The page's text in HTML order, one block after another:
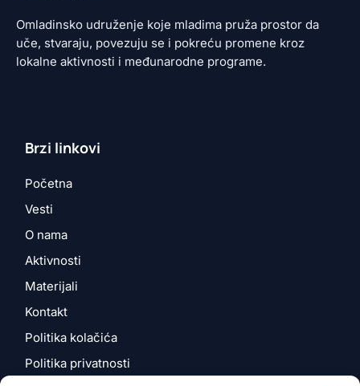
Omladinsko udruženje koje mladima pruža prostor da
uče, stvaraju, povezuju se i pokreću promene kroz
lokalne aktivnosti i međunarodne programe.
Brzi linkovi
Početna
Vesti
O nama
Aktivnosti
Materijali
Kontakt
Politika kolačića
Politika privatnosti